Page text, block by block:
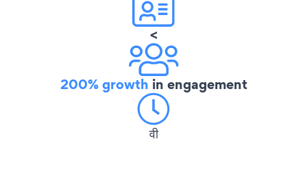
<
200% growth in engagement
वी